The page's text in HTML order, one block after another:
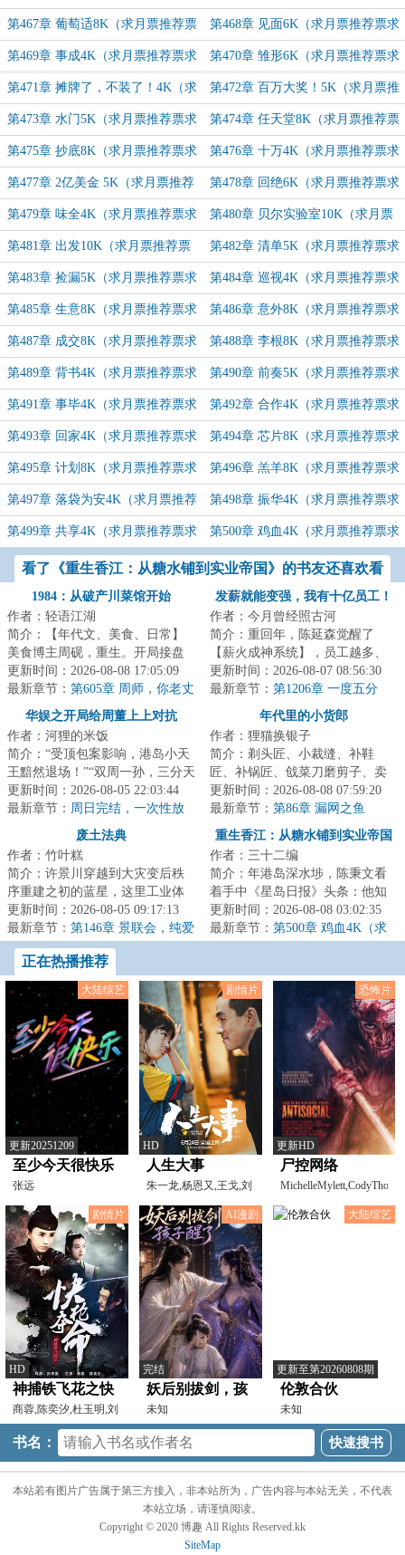
追订） 追订）
第467章 葡萄适8K（求月票推荐票
求追订）
第468章 见面6K（求月票推荐票求
追订）
第469章 事成4K（求月票推荐票求
追订）
第470章 雏形6K（求月票推荐票求
追订）
第471章 摊牌了，不装了！4K（求
月票推荐票求追订）
第472章 百万大奖！5K（求月票推
荐票求追订）
第473章 水门5K（求月票推荐票求
追订）
第474章 任天堂8K（求月票推荐票
求追订）
第475章 抄底8K（求月票推荐票求
追订）
第476章 十万4K（求月票推荐票求
追订）
第477章 2亿美金 5K（求月票推荐
票求追订）
第478章 回绝6K（求月票推荐票求
追订）
第479章 味全4K（求月票推荐票求
追订）
第480章 贝尔实验室10K（求月票
推荐票求追订）
第481章 出发10K（求月票推荐票
求追订）
第482章 清单5K（求月票推荐票求
追订）
第483章 捡漏5K（求月票推荐票求
追订）
第484章 巡视4K（求月票推荐票求
追订）
第485章 生意8K（求月票推荐票求
追订）
第486章 意外8K（求月票推荐票求
追订）
第487章 成交8K（求月票推荐票求
追订）
第488章 李根8K（求月票推荐票求
追订）
第489章 背书4K（求月票推荐票求
追订）
第490章 前奏5K（求月票推荐票求
追订）
第491章 事毕4K（求月票推荐票求
追订）
第492章 合作4K（求月票推荐票求
追订）
第493章 回家4K（求月票推荐票求
追订）
第494章 芯片8K（求月票推荐票求
追订）
第495章 计划8K（求月票推荐票求
追订）
第496章 羔羊8K（求月票推荐票求
追订）
第497章 落袋为安4K（求月票推荐
票求追订）
第498章 振华4K（求月票推荐票求
追订）
第499章 共享4K（求月票推荐票求
追订）
第500章 鸡血4K（求月票推荐票求
追订）
看了《重生香江：从糖水铺到实业帝国》的书友还喜欢看
1984：从破产川菜馆开始
作者：轻语江湖
简介：【年代文、美食、日常】
美食博主周砚，重生。开局接盘
一家破产川菜馆。跷脚牛肉、夫
妻肺片、麻婆豆...
更新时间：2026-08-08 17:05:09
最新章节： 第605章 周师，你老丈
人是当官的吧？（1.2w）
发薪就能变强，我有十亿员工！
作者：今月曾经照古河
简介：重回年，陈延森觉醒了
【薪火成神系统】，员工越多、
工资越高，薪火积累越快，能力
就越强！精神+，...
更新时间：2026-08-07 08:56:30
最新章节： 第1206章 一度五分
钱，电价地板！我想把这个世界
变成一家公司！
华娱之开局给周董上上对抗
作者：河狸的米饭
简介：“受顶包案影响，港岛小天
王黯然退场！”“双周一孙，三分天
下，华语乐坛新势力！”“新时代华
语乐...
更新时间：2026-08-05 22:03:44
最新章节： 周日完结，一次性放
年代里的小货郎
作者：狸猫换银子
简介：剃头匠、小裁缝、补鞋
匠、补锅匠、戗菜刀磨剪子、卖
糖葫芦的、打麻糖的、鸡毛换糖
的、……这些跑单...
更新时间：2026-08-08 07:59:20
最新章节： 第86章 漏网之鱼
废土法典
作者：竹叶糕
简介：许景川穿越到大灾变后秩
序重建之初的蓝星，这里工业体
系崩塌、人口锐减、土地变质、
犯罪横行、权力...
更新时间：2026-08-05 09:17:13
最新章节： 第146章 景联会，纯爱
战士倒下了（求月票）
重生香江：从糖水铺到实业帝国
作者：三十二编
简介：年港岛深水埗，陈秉文看
着手中《星岛日报》头条：他知
道自己重生在了最完美的年代。
这一世，他不在...
更新时间：2026-08-08 03:02:35
最新章节： 第500章 鸡血4K（求
正在热播推荐
大陆综艺
更新20251209
至少今天很快乐
张远
剧情片
HD
人生大事
朱一龙,杨恩又,王戈,刘
陆,罗京民,吴倩,郑卫
恐怖片
更新HD
尸控网络
亚当·克里斯
剧情片
HD
神捕铁飞花之快
枪夺命
商蓉,陈奕汐,杜玉明,刘
冠霖,马维福
AI漫剧
完结
妖后别拔剑，孩
子醒了
未知
大陆综艺
更新至第20260808期
伦敦合伙
未知
书名：
本站若有图片广告属于第三方接入，非本站所为，广告内容与本站无关，不代表
本站立场，请谨慎阅读。
Copyright © 2020 博趣 All Rights Reserved.kk
SiteMap